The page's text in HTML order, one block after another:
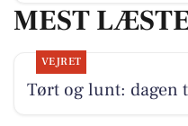
MEST
VEJRET
Tørt og lunt: dagen